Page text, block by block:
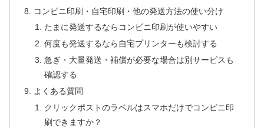
コンビニ印刷・自宅印刷・他の発送方法の使い分け
たまに発送するならコンビニ印刷が使いやすい
何度も発送するなら自宅プリンターも検討する
急ぎ・大量発送・補償が必要な場合は別サービスも
確認する
よくある質問
クリックポストのラベルはスマホだけでコンビニ印
刷できますか？